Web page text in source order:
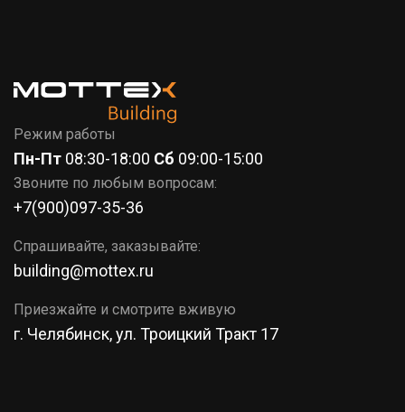
Режим работы
Пн-Пт 08:30-18:00 Сб 09:00-15:00
Звоните по любым вопросам:
+7(900)097-35-36
Спрашивайте, заказывайте:
building@mottex.ru
Приезжайте и смотрите вживую
г. Челябинск, ул. Троицкий Тракт 17